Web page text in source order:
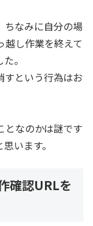
ちなみに自分の場
越し作業を終えて
。
すという行為はお
となのかは謎です
います。
確認URLを